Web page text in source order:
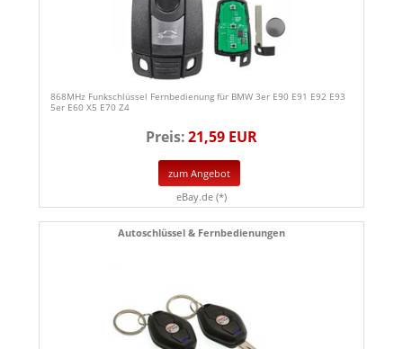
868MHz Funkschlüssel Fernbedienung für BMW 3er E90 E91 E92 E93
5er E60 X5 E70 Z4
Preis:21,59 EUR
zum Angebot
eBay.de (*)
Autoschlüssel & Fernbedienungen